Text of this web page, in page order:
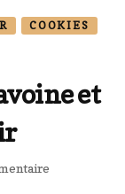
COOKIES
et